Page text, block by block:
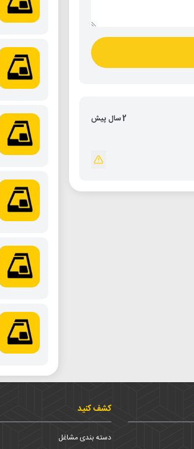
2 سال پیش
کشف کنید
دسته بندی مشاغل